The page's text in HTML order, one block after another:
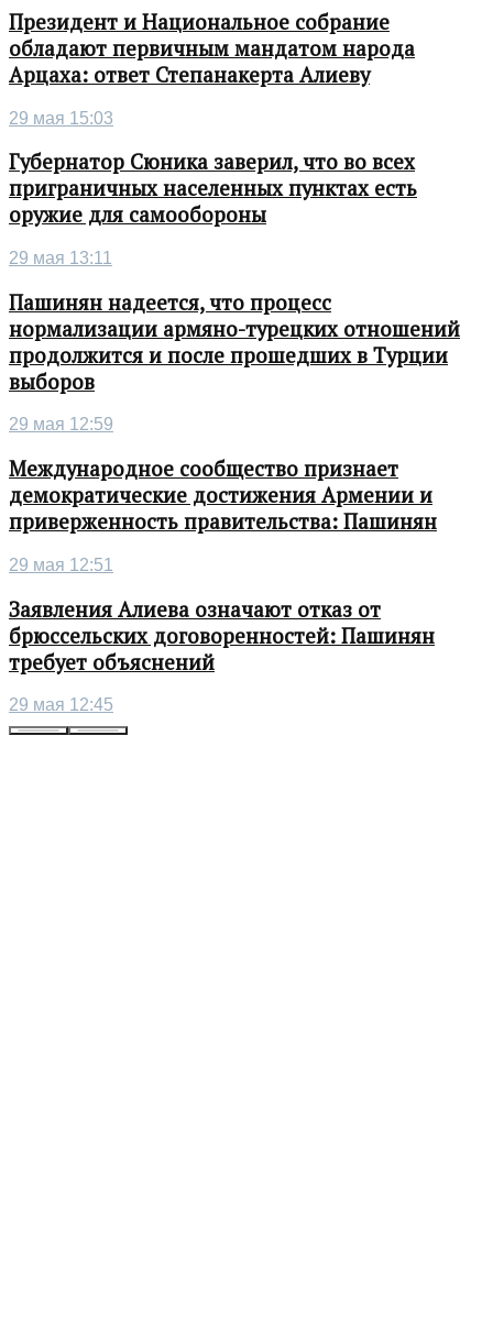
Президент и Национальное собрание
обладают первичным мандатом народа
Арцаха: ответ Степанакерта Алиеву
29 мая 15:03
Губернатор Сюника заверил, что во всех
приграничных населенных пунктах есть
оружие для самообороны
29 мая 13:11
Пашинян надеется, что процесс
нормализации армяно-турецких отношений
продолжится и после прошедших в Турции
выборов
29 мая 12:59
Международное сообщество признает
демократические достижения Армении и
приверженность правительства: Пашинян
29 мая 12:51
Заявления Алиева означают отказ от
брюссельских договоренностей: Пашинян
требует объяснений
29 мая 12:45